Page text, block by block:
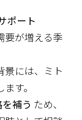
ポート
要が増える季
景には、ミト
す。
補う ため、